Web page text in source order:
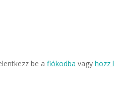
be afiókodba vagyhozz